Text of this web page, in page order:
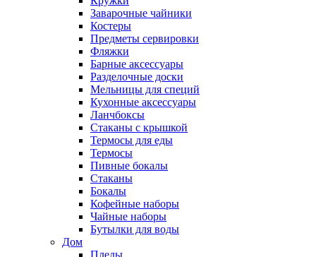
Заварочные чайники
Костеры
Предметы сервировки
Фляжки
Барные аксессуары
Разделочные доски
Мельницы для специй
Кухонные аксессуары
Ланчбоксы
Стаканы с крышкой
Термосы для еды
Термосы
Пивные бокалы
Стаканы
Бокалы
Кофейные наборы
Чайные наборы
Бутылки для воды
Дом
Пледы